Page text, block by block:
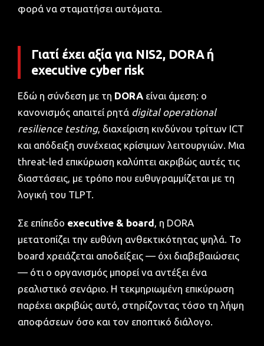
φορά να σταματήσει αυτόματα.
Γιατί έχει αξία για NIS2, DORA ή
executive cyber risk
Εδώ η σύνδεση με τη DORA είναι άμεση: ο
κανονισμός απαιτεί ρητά digital operational
resilience testing, διαχείριση κινδύνου τρίτων ICT
και απόδειξη συνέχειας κρίσιμων λειτουργιών. Μια
threat-led επικύρωση καλύπτει ακριβώς αυτές τις
διαστάσεις, με τρόπο που ευθυγραμμίζεται με τη
λογική του TLPT.
Σε επίπεδο executive & board, η DORA
μετατοπίζει την ευθύνη ανθεκτικότητας ψηλά. Το
board χρειάζεται αποδείξεις — όχι διαβεβαιώσεις
— ότι ο οργανισμός μπορεί να αντέξει ένα
ρεαλιστικό σενάριο. Η τεκμηριωμένη επικύρωση
παρέχει ακριβώς αυτό, στηρίζοντας τόσο τη λήψη
αποφάσεων όσο και τον εποπτικό διάλογο.